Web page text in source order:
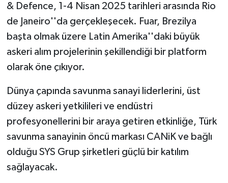
& Defence, 1-4 Nisan 2025 tarihleri arasında Rio
de Janeiro''da gerçekleşecek. Fuar, Brezilya
başta olmak üzere Latin Amerika''daki büyük
askeri alım projelerinin şekillendiği bir platform
olarak öne çıkıyor.
Dünya çapında savunma sanayi liderlerini, üst
düzey askeri yetkilileri ve endüstri
profesyonellerini bir araya getiren etkinliğe, Türk
savunma sanayinin öncü markası CANiK ve bağlı
olduğu SYS Grup şirketleri güçlü bir katılım
sağlayacak.